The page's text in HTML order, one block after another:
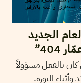
الجديد
بالفعل مسؤولاً
وأثناء الثورة.